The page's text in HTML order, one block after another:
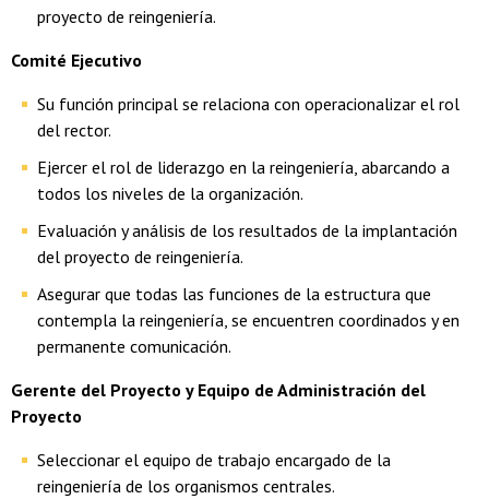
proyecto de reingeniería.
Comité Ejecutivo
Su función principal se relaciona con operacionalizar el rol
del rector.
Ejercer el rol de liderazgo en la reingeniería, abarcando a
todos los niveles de la organización.
Evaluación y análisis de los resultados de la implantación
del proyecto de reingeniería.
Asegurar que todas las funciones de la estructura que
contempla la reingeniería, se encuentren coordinados y en
permanente comunicación.
Gerente del Proyecto y Equipo de Administración del
Proyecto
Seleccionar el equipo de trabajo encargado de la
reingeniería de los organismos centrales.